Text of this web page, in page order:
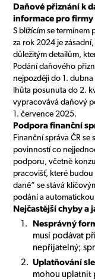
Daňové přiznání k
informace pro
S blížícím se
za rok 2024 je
důležitým detailům,
Podání daňového
nejpozději do 1.
lhůta posunuta do 2.
vypracovává daňový
1. července 2025.
Podpora finanční
Finanční správa ČR
povinností co
podporu, včetně
pracovišť, které budou
daně“ se stává
podání a
Nejčastější chyby a
Nesprávný
musí podávat
nepřijatelný;
Uplatňování
mohou uplatnit